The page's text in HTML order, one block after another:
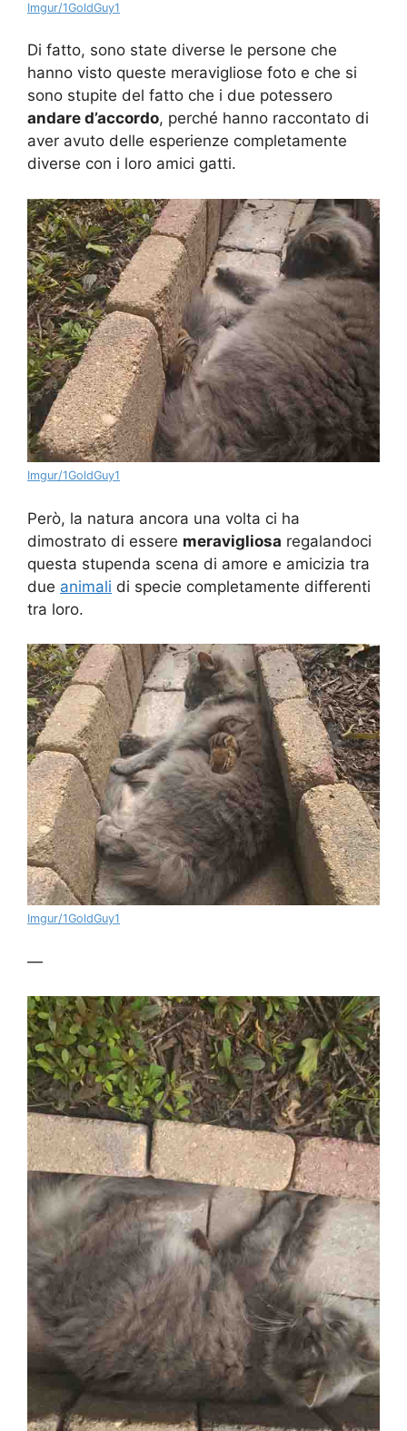
Imgur/1GoldGuy1
Di fatto, sono state diverse le persone che
hanno visto queste meravigliose foto e che si
sono stupite del fatto che i due potessero
andare d’accordo, perché hanno raccontato di
aver avuto delle esperienze completamente
diverse con i loro amici gatti.
Imgur/1GoldGuy1
Però, la natura ancora una volta ci ha
dimostrato di essere meravigliosa regalandoci
questa stupenda scena di amore e amicizia tra
due animali di specie completamente differenti
tra loro.
Imgur/1GoldGuy1
—